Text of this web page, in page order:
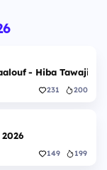
- Hiba Tawaji &
231 200
149 199